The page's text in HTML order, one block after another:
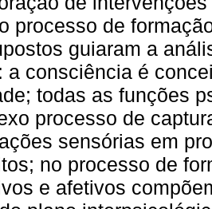
processo de
guiaram a
a consciência é
todas as funções
processo de
sensórias em
no processo de
e afetivos